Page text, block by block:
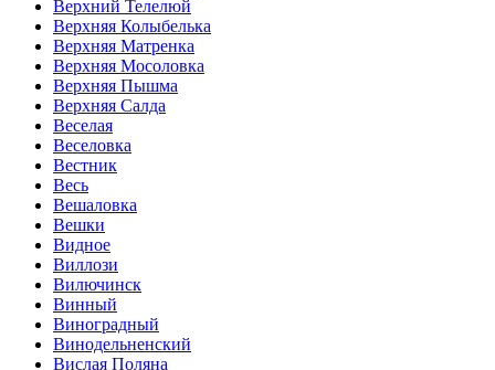
Верхний Телелюй
Верхняя Колыбелька
Верхняя Матренка
Верхняя Мосоловка
Верхняя Пышма
Верхняя Салда
Веселая
Веселовка
Вестник
Весь
Вешаловка
Вешки
Видное
Виллози
Вилючинск
Винный
Виноградный
Винодельненский
Вислая Поляна